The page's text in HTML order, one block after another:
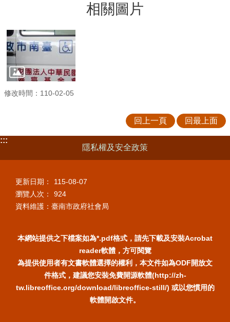
相關圖片
修改時間：110-02-05
回上一頁 回最上面
:::
隱私權及安全政策
更新日期：
115-08-07
瀏覽人次：
924
資料維護：臺南市政府社會局
本網站提供之下檔案如為*.pdf格式，請先下載及安裝Acrobat
reader軟體，方可閱覽
為提供使用者有文書軟體選擇的權利，本文件如為ODF開放文
件格式，建議您安裝免費開源軟體(http://zh-
tw.libreoffice.org/download/libreoffice-still/) 或以您慣用的
軟體開啟文件。